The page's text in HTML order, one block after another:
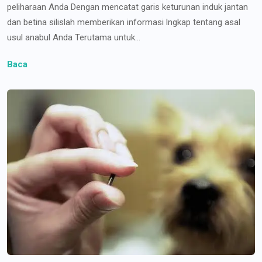
peliharaan Anda Dengan mencatat garis keturunan induk jantan
dan betina silislah memberikan informasi lngkap tentang asal
usul anabul Anda Terutama untuk...
Baca